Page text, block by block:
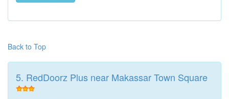
Back to Top
5. RedDoorz Plus near Makassar Town Square